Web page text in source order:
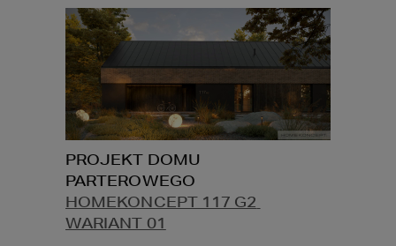
PROJEKT DOMU
HOMEKONCEPT 117 G2
WARIANT 01